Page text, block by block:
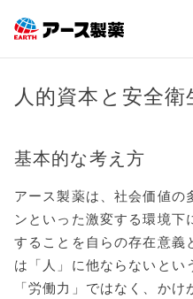
人的資本と安全衛
基本的な考え方
アース製薬は、社会価値の
ンといった激変する環境下
することを自らの存在意義
は「人」に他ならないとい
「労働力」ではなく、か